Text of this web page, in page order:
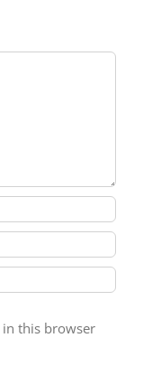
in this browser